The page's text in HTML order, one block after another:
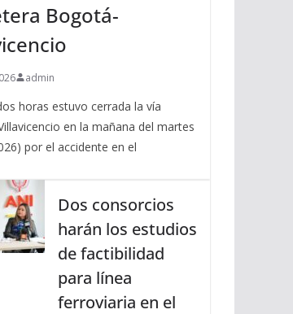
Bogotá-
admin
horas estuvo cerrada la vía
en la mañana del martes
por el accidente en el
Dos consorcios
harán los estudios
de factibilidad
para línea
ferroviaria en el